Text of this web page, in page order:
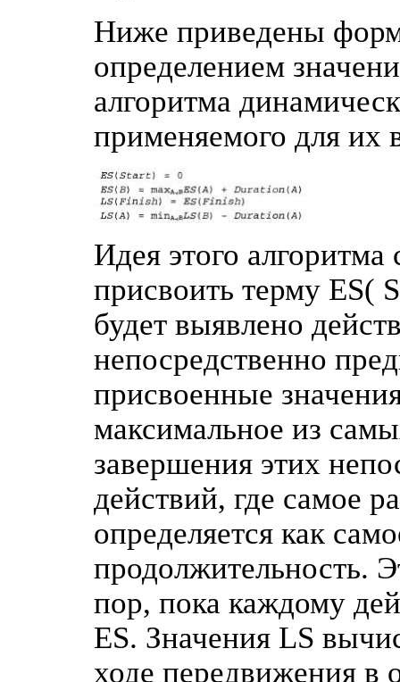
Ниже приведены
определением
алгоритма
применяемого для их
Идея этого алгоритма
присвоить терму ES(
будет выявлено
непосредственно
присвоенные
максимальное из
завершения этих
действий, где самое
определяется как
продолжительность.
пор, пока каждому
ES. Значения LS
ходе передвижения в